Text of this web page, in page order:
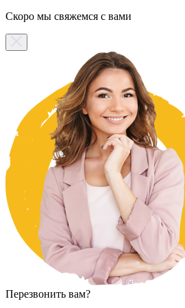
Скоро мы свяжемся с вами
Перезвонить вам?